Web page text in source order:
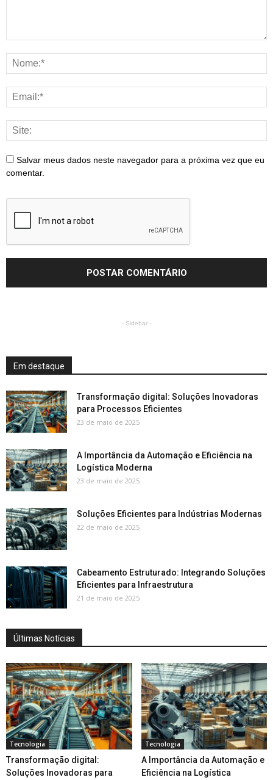
Salvar meus dados neste navegador para a próxima vez que eu
comentar.
- Sidebar -
Em destaque
Transformação digital: Soluções Inovadoras
para Processos Eficientes
23 de maio de 2025
A Importância da Automação e Eficiência na
Logística Moderna
23 de maio de 2025
Soluções Eficientes para Indústrias Modernas
22 de maio de 2025
Cabeamento Estruturado: Integrando Soluções
Eficientes para Infraestrutura
21 de maio de 2025
Últimas Notícias
Tecnologia
Transformação digital:
Soluções Inovadoras para
Tecnologia
A Importância da Automação e
Eficiência na Logística